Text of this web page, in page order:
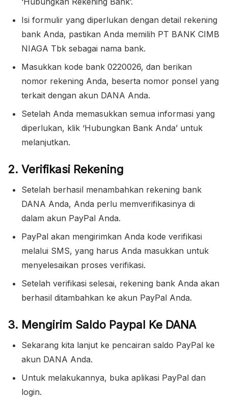
Isi formulir yang diperlukan dengan detail rekening
bank Anda, pastikan Anda memilih PT BANK CIMB
NIAGA Tbk sebagai nama bank.
Masukkan kode bank 0220026, dan berikan
nomor rekening Anda, beserta nomor ponsel yang
terkait dengan akun DANA Anda.
Setelah Anda memasukkan semua informasi yang
diperlukan, klik ‘Hubungkan Bank Anda’ untuk
melanjutkan.
2. Verifikasi Rekening
Setelah berhasil menambahkan rekening bank
DANA Anda, Anda perlu memverifikasinya di
dalam akun PayPal Anda.
PayPal akan mengirimkan Anda kode verifikasi
melalui SMS, yang harus Anda masukkan untuk
menyelesaikan proses verifikasi.
Setelah verifikasi selesai, rekening bank Anda akan
berhasil ditambahkan ke akun PayPal Anda.
3. Mengirim Saldo Paypal Ke DANA
Sekarang kita lanjut ke pencairan saldo PayPal ke
akun DANA Anda.
Untuk melakukannya, buka aplikasi PayPal dan
login.